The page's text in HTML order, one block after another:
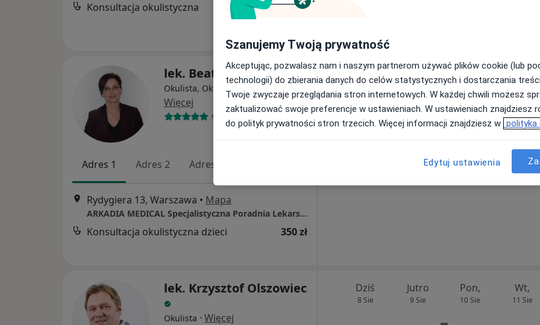
Konsultacja okulistyczna 320 zł
lek. Beata Weiss
Okulista, Okulista dziecięcy
Więcej
97 opinii
Adres 1 Adres 2 Adres 3
Rydygiera 13, Warszawa • Mapa
ARKADIA MEDICAL Specjalistyczna Poradnia Lekarska
Konsultacja okulistyczna dzieci 350 zł
Dziś
8 Sie
Jutro
9 Sie
Pon,
10 Sie
Wt,
11 Sie
Umawianie online nie jest dostępne
lek. Krzysztof Olszowiec
Okulista · Więcej
Dziś
8 Sie
Jutro
9 Sie
Pon,
10 Sie
Wt,
11 Sie
Szanujemy Twoją prywatność
Akceptując, pozwalasz nam i naszym partnerom używać plików cookie (lub
technologii) do zbierania danych do celów statystycznych i dostarczania
Twoje zwyczaje przeglądania stron internetowych. W każdej chwili możesz
zaktualizować swoje preferencje w ustawieniach. W ustawieniach znajdziesz
do polityk prywatności stron trzecich. Więcej informacji znajdziesz w polityka
Edytuj ustawienia